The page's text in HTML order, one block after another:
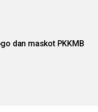
dan maskot PKKMB